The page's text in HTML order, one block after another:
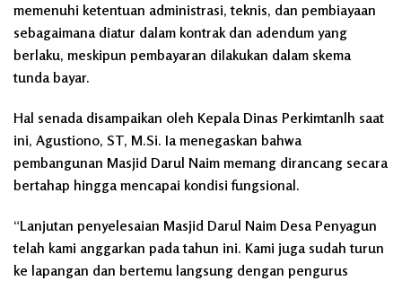
memenuhi ketentuan administrasi, teknis, dan pembiayaan
sebagaimana diatur dalam kontrak dan adendum yang
berlaku, meskipun pembayaran dilakukan dalam skema
tunda bayar.
Hal senada disampaikan oleh Kepala Dinas Perkimtanlh saat
ini, Agustiono, ST, M.Si. Ia menegaskan bahwa
pembangunan Masjid Darul Naim memang dirancang secara
bertahap hingga mencapai kondisi fungsional.
“Lanjutan penyelesaian Masjid Darul Naim Desa Penyagun
telah kami anggarkan pada tahun ini. Kami juga sudah turun
ke lapangan dan bertemu langsung dengan pengurus